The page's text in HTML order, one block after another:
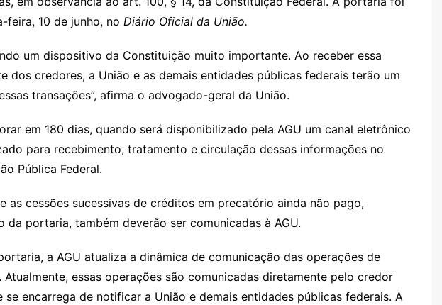
feira, 10 de junho, no Diário Oficial da União.
um dispositivo da Constituição muito importante. Ao receber essa
dos credores, a União e as demais entidades públicas federais terão um
transações”, afirma o advogado-geral da União.
em 180 dias, quando será disponibilizado pela AGU um canal eletrônico
para recebimento, tratamento e circulação dessas informações no
Pública Federal.
as cessões sucessivas de créditos em precatório ainda não pago,
da portaria, também deverão ser comunicadas à AGU.
a AGU atualiza a dinâmica de comunicação das operações de
essas operações são comunicadas diretamente pelo credor
se encarrega de notificar a União e demais entidades públicas federais. A